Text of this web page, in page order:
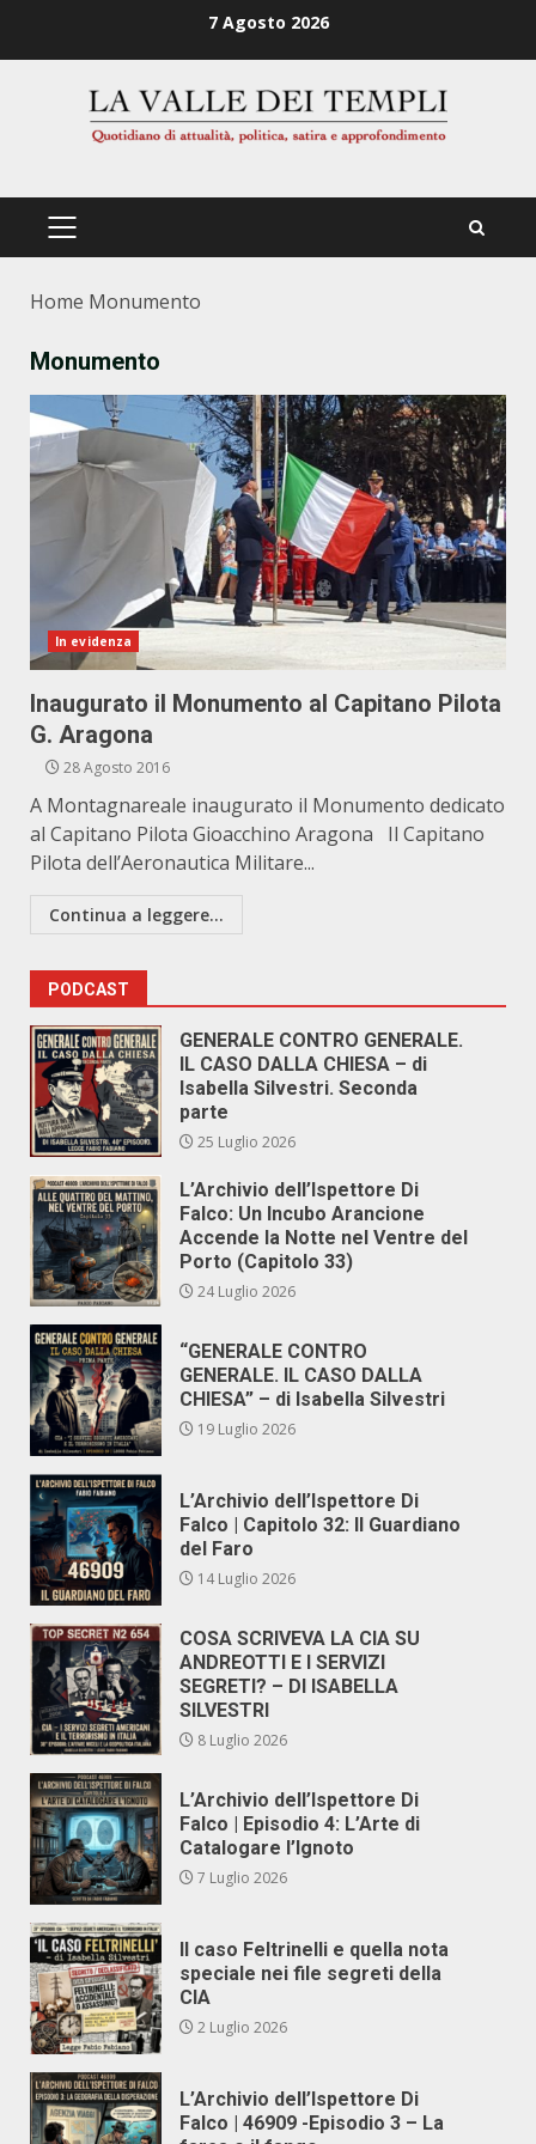
7 Agosto 2026
PRIMÄRES
Home Monumento
Monumento
In evidenza
Inaugurato il Monumento al Capitano Pilota
G. Aragona
28 Agosto 2016
A Montagnareale inaugurato il Monumento dedicato
al Capitano Pilota Gioacchino Aragona Il Capitano
Pilota dell’Aeronautica Militare...
Continua a leggere...
PODCAST
GENERALE CONTRO GENERALE.
IL CASO DALLA CHIESA – di
Isabella Silvestri. Seconda
parte
25 Luglio 2026
L’Archivio dell’Ispettore Di
Falco: Un Incubo Arancione
Accende la Notte nel Ventre del
Porto (Capitolo 33)
24 Luglio 2026
“GENERALE CONTRO
GENERALE. IL CASO DALLA
CHIESA” – di Isabella Silvestri
19 Luglio 2026
L’Archivio dell’Ispettore Di
Falco | Capitolo 32: Il Guardiano
del Faro
14 Luglio 2026
COSA SCRIVEVA LA CIA SU
ANDREOTTI E I SERVIZI
SEGRETI? – DI ISABELLA
SILVESTRI
8 Luglio 2026
L’Archivio dell’Ispettore Di
Falco | Episodio 4: L’Arte di
Catalogare l’Ignoto
7 Luglio 2026
Il caso Feltrinelli e quella nota
speciale nei file segreti della
CIA
2 Luglio 2026
L’Archivio dell’Ispettore Di
Falco | 46909 -Episodio 3 – La